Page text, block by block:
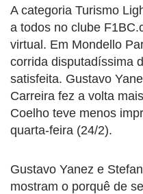
A categoria Turismo
a todos no clube
virtual. Em Mondello
corrida disputadíssima
satisfeita. Gustavo
Carreira fez a volta
Coelho teve menos
quarta-feira (24/2).
Gustavo Yanez e
mostram o porquê de